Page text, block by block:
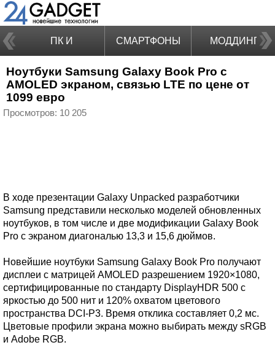
ПК И
НОУТБУКИ
СМАРТФОНЫ МОДДИНГ
Ноутбуки Samsung Galaxy Book Pro с
AMOLED экраном, связью LTE по цене от
1099 евро
Просмотров: 10 205
В ходе презентации Galaxy Unpacked разработчики
Samsung представили несколько моделей обновленных
ноутбуков, в том числе и две модификации Galaxy Book
Pro с экраном диагональю 13,3 и 15,6 дюймов.
Новейшие ноутбуки Samsung Galaxy Book Pro получают
дисплеи с матрицей AMOLED разрешением 1920×1080,
сертифицированные по стандарту DisplayHDR 500 с
яркостью до 500 нит и 120% охватом цветового
пространства DCI-P3. Время отклика составляет 0,2 мс.
Цветовые профили экрана можно выбирать между sRGB
и Adobe RGB.